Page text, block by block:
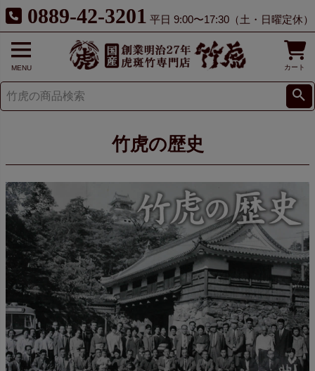
0889-42-3201 平日 9:00〜17:30（土・日曜定休）
MENU カート
竹虎の歴史